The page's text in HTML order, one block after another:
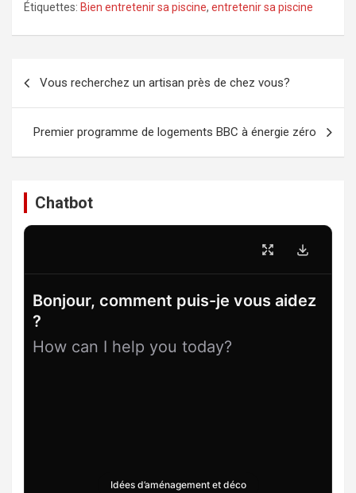
Étiquettes: Bien entretenir sa piscine, entretenir sa piscine
l’article
Vous recherchez un artisan près de chez vous?
Premier programme de logements BBC à énergie zéro
Chatbot
Bonjour, comment puis-je vous aidez
?
How can I help you today?
Idées d’aménagement et déco